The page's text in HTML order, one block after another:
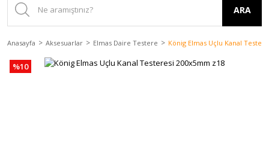
ARA
Anasayfa Aksesuarlar Elmas Daire Testere König Elmas Uçlu Kanal
%10